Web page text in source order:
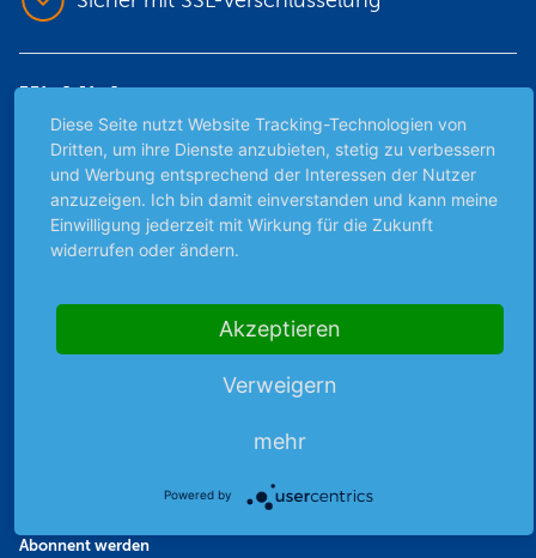
Highlights
Archiv
Börsenbericht
Börsengerüchte
Börsengespräche
Strategie
Abonnent werden
Diese Seite nutzt Website Tracking-Technologien von
Dritten, um ihre Dienste anzubieten, stetig zu verbessern
und Werbung entsprechend der Interessen der Nutzer
anzuzeigen. Ich bin damit einverstanden und kann meine
Einwilligung jederzeit mit Wirkung für die Zukunft
widerrufen oder ändern.
Akzeptieren
Verweigern
mehr
Powered by